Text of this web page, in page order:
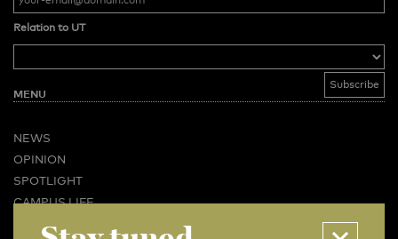
Relation to UT
MENU
NEWS
OPINION
SPOTLIGHT
CAMPUS LIFE